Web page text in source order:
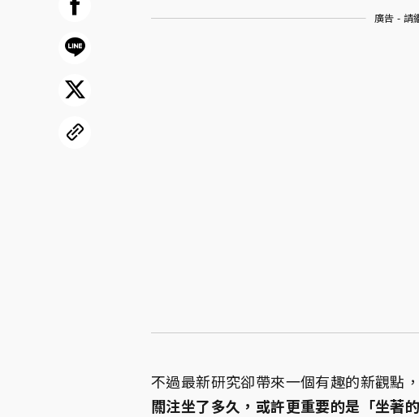
廣告 - 請
不過最新研究卻帶來一個有趣的新觀點，
關注坐了多久，或許更重要的是「坐著